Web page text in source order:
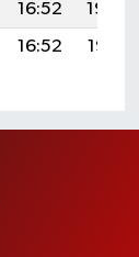
16:52
19:54
16:52 19:52